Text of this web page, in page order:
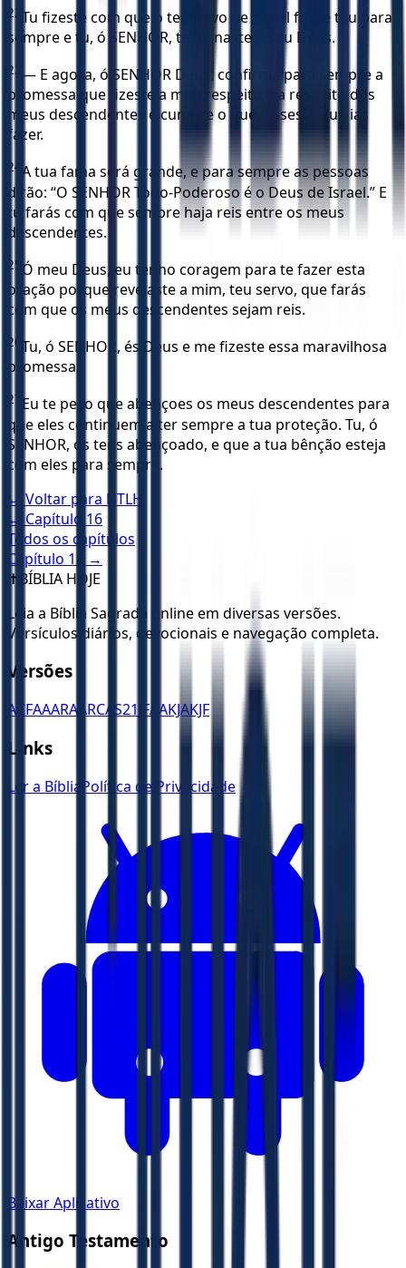
22 Tu fizeste com que o teu povo de Israel fosse teu para
sempre e tu, ó SENHOR, te tornaste o seu Deus.
23 — E agora, ó SENHOR Deus, confirma para sempre a
promessa que fizeste a meu respeito e a respeito dos
meus descendentes e cumpre o que disseste que ias
fazer.
24 A tua fama será grande, e para sempre as pessoas
dirão: “O SENHOR Todo-Poderoso é o Deus de Israel.” E
tu farás com que sempre haja reis entre os meus
descendentes.
25 Ó meu Deus, eu tenho coragem para te fazer esta
oração porque revelaste a mim, teu servo, que farás
com que os meus descendentes sejam reis.
26 Tu, ó SENHOR, és Deus e me fizeste essa maravilhosa
promessa.
27 Eu te peço que abençoes os meus descendentes para
que eles continuem a ter sempre a tua proteção. Tu, ó
SENHOR, os tens abençoado, e que a tua bênção esteja
com eles para sempre.
← Voltar para NTLH
← Capítulo 16
Todos os capítulos
Capítulo 18
→
✝️ BÍBLIA HOJE
Leia a Bíblia Sagrada online em diversas versões.
Versículos diários, devocionais e navegação completa.
Versões
ACFAAARA ARCAS21 JFAAKJAKJF
Links
Ler a Bíblia Política de Privacidade
Baixar Aplicativo
Antigo Testamento